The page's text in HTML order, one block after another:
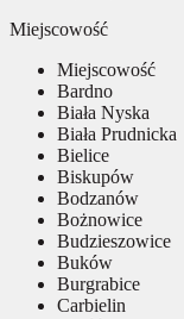
Miejscowość
Miejscowość
Bardno
Biała Nyska
Biała Prudnicka
Bielice
Biskupów
Bodzanów
Bożnowice
Budzieszowice
Buków
Burgrabice
Carbielin